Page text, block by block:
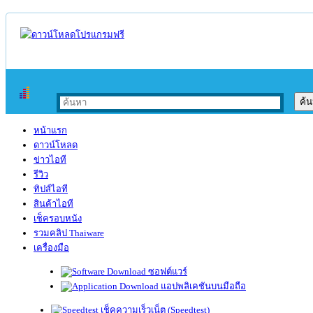
หน้าแรก
ดาวน์โหลด
ข่าวไอที
รีวิว
ทิปส์ไอที
สินค้าไอที
เช็ครอบหนัง
รวมคลิป Thaiware
เครื่องมือ
ซอฟต์แวร์
แอปพลิเคชันบนมือถือ
เช็คความเร็วเน็ต (Speedtest)